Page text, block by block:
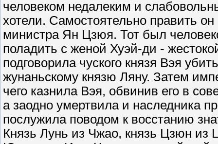
человеком недалеким и
хотели. Самостоятельно править он
министра Ян Цзюя. Тот был
поладить с женой Хуэй-ди -
подговорила чуского князя Вэя
жунаньскому князю Ляну. Затем
чего казнила Вэя, обвинив его в
а заодно умертвила и наследника
послужила поводом к восстанию
Князь Лунь из Чжао, князь Цзюн из